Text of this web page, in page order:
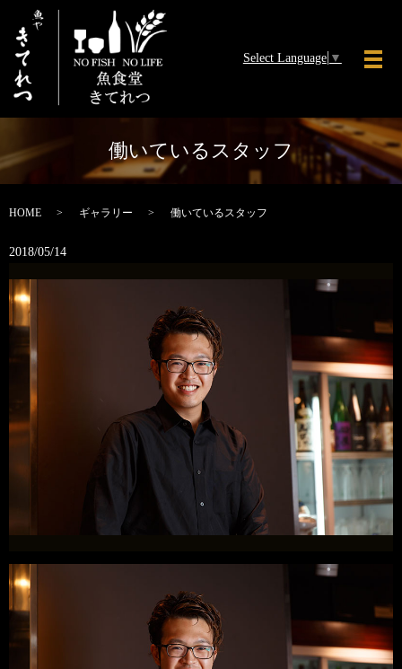
Select Language ▼
メ
働いているスタッフ
HOME ギャラリー 働いているスタッフ
2018/05/14